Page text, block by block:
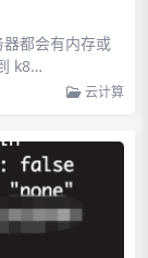
都会有内存或
k8…
云计算